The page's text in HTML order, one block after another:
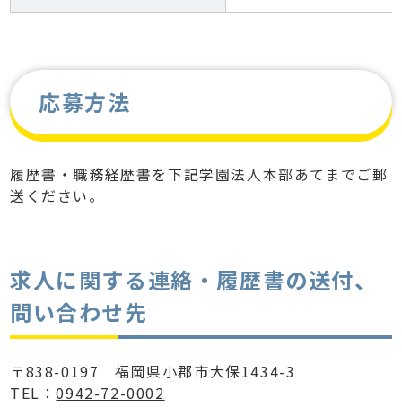
応募方法
履歴書・職務経歴書を下記学園法人本部あてまでご郵
送ください。
求人に関する連絡・履歴書の送付、
問い合わせ先
〒838-0197 福岡県小郡市大保1434-3
TEL：0942-72-0002